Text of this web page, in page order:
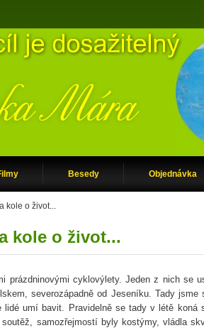
Besedy Objednávka
kole o život...
kole o život...
prázdninovými cyklovýlety. Jeden z nich se
severozápadně od Jeseníku. Tady
lidé umí bavit. Pravidelně se tady v létě koná
soutěž, samozřejmostí byly kostýmy, vládla